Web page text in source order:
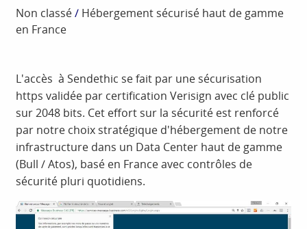
Non classé/ Hébergement sécurisé haut de gamme
en France
L'accès à Sendethic se fait par une sécurisation
https validée par certification Verisign avec clé public
sur 2048 bits. Cet effort sur la sécurité est renforcé
par notre choix stratégique d'hébergement de notre
infrastructure dans un Data Center haut de gamme
(Bull / Atos), basé en France avec contrôles de
sécurité pluri quotidiens.